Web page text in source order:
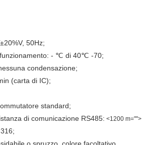
50Hz;
- ℃ di 40℃ -70;
condensazione;
(carta di IC);
standard;
di comunicazione RS485: <1200 m="">